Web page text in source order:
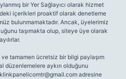
bir Yer Sağlayıcı olarak hizmet
içerikleri proaktif olarak denetleme
bulunmamaktadır. Ancak, üyelerimiz
taşımakta olup, siteye üye olarak
tamamen ücretsiz bir bilgi paylaşım
düzenlemelere aykırı olduğunu
adresine